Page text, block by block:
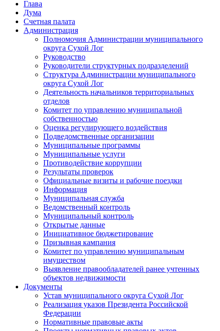
Глава
Дума
Счетная палата
Администрация
Полномочия Администрации муниципального
округа Сухой Лог
Руководство
Руководители структурных подразделений
Структура Администрации муниципального
округа Сухой Лог
Деятельность начальников территориальных
отделов
Комитет по управлению муниципальной
собственностью
Оценка регулирующего воздействия
Подведомственные организации
Муниципальные программы
Муниципальные услуги
Противодействие коррупции
Результаты проверок
Официальные визиты и рабочие поездки
Информация
Муниципальная служба
Ведомственный контроль
Муниципальный контроль
Открытые данные
Инициативное бюджетирование
Призывная кампания
Комитет по управлению муниципальным
имуществом
Выявление правообладателей ранее учтенных
объектов недвижимости
Документы
Устав муниципального округа Сухой Лог
Реализация указов Президента Российской
Федерации
Нормативные правовые акты